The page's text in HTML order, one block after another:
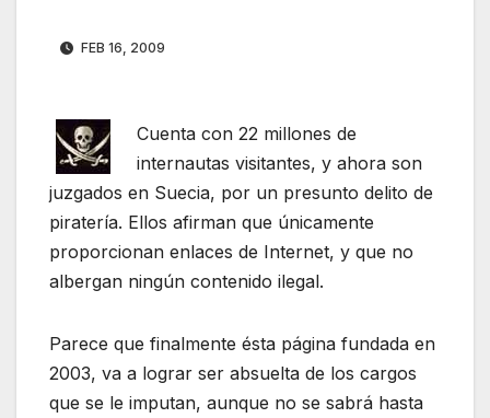
FEB 16, 2009
Cuenta con 22 millones de
internautas visitantes, y ahora son
juzgados en Suecia, por un presunto delito de
piratería. Ellos afirman que únicamente
proporcionan enlaces de Internet, y que no
albergan ningún contenido ilegal.
Parece que finalmente ésta página fundada en
2003, va a lograr ser absuelta de los cargos
que se le imputan, aunque no se sabrá hasta